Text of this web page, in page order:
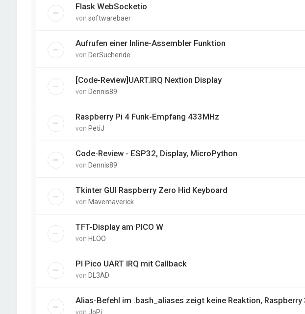
Flask WebSocketio
von softwarebaer
Aufrufen einer Inline-Assembler Funktion
von DerSuchende
[Code-Review]UART.IRQ Nextion Display
von Dennis89
Raspberry Pi 4 Funk-Empfang 433MHz
von PetiJ
Code-Review - ESP32, Display, MicroPython
von Dennis89
Tkinter GUI Raspberry Zero Hid Keyboard
von Mavemaverick
TFT-Display am PICO W
von HLOO
PI Pico UART IRQ mit Callback
von DL3AD
Alias-Befehl im .bash_aliases zeigt keine Reaktion, Raspberry
von JoPi